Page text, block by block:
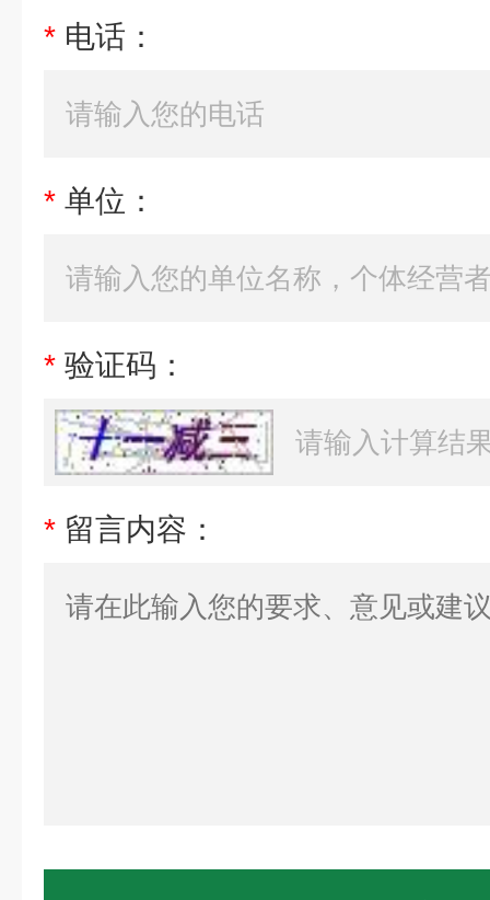
* 电话：
* 单位：
* 验证码：
* 留言内容：